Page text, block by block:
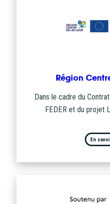
Région
Dans le cadre du
FEDER et du projet
En